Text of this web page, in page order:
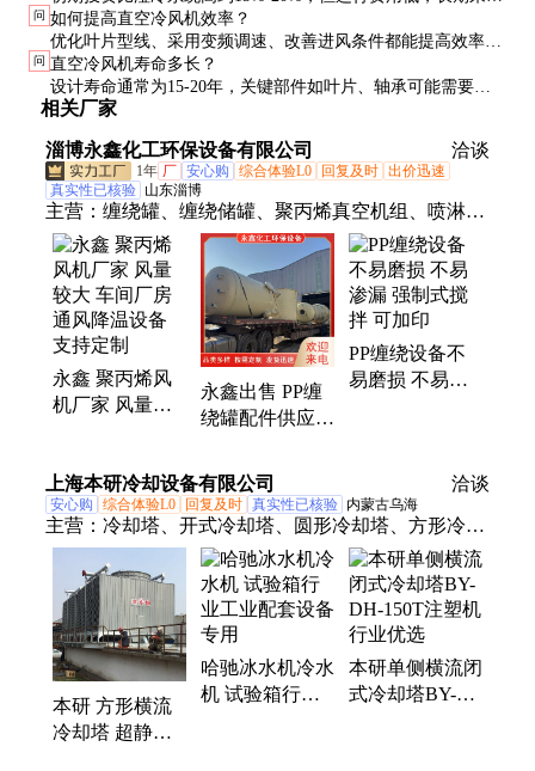
在经济性和环保性上都有优势。
问 如何提高直空冷风机效率？
优化叶片型线、采用变频调速、改善进风条件都能提高效率。
定期清洗叶片和保持良好维护也很重要。
问 直空冷风机寿命多长？
设计寿命通常为15-20年，关键部件如叶片、轴承可能需要中
期更换。良好维护可延长使用寿命。
相关厂家
淄博永鑫化工环保设备有限公司 洽谈
1年 厂 安心购 综合体验L0 回复及时 出价迅速
真实性已核验 山东淄博
主营： 缠绕罐、缠绕储罐、聚丙烯真空机组、喷淋
塔、PP喷淋塔、PPH喷淋塔、PP水喷射真空机组、
PPH水喷射真空机组、PP缠绕储罐、PPH缠绕储罐、
PP抽滤槽、PP缠绕设备、PPH缠绕设备、pph缠绕锥
体
永鑫 聚丙烯风
机厂家 风量较
持定制
永鑫出售 PP缠
绕罐配件供应
备
PP缠绕设备不
易磨损 不易渗
上海本研冷却设备有限公司 洽谈
安心购 综合体验L0 回复及时 真实性已核验 内蒙古乌海
主营： 冷却塔、开式冷却塔、圆形冷却塔、方形冷却
塔、冷水机、闭式逆流冷却塔、风冷式冷水机组、螺
杆式冷水机、冷却水塔、密闭式冷却塔、闭式混合流
冷却塔、水冷式冷水机、涡旋式冷水机、闭式冷却
塔、方形横流冷却塔、圆形逆流冷却塔、风冷式冷水
机、水冷式冷水机组、方形逆流冷却塔、闭式横流冷
却塔、模块式冷水机组
本研 方形横流
冷却塔 超静音
哈驰冰水机冷水
机 试验箱行业
本研单侧横流闭
式冷却塔BY-